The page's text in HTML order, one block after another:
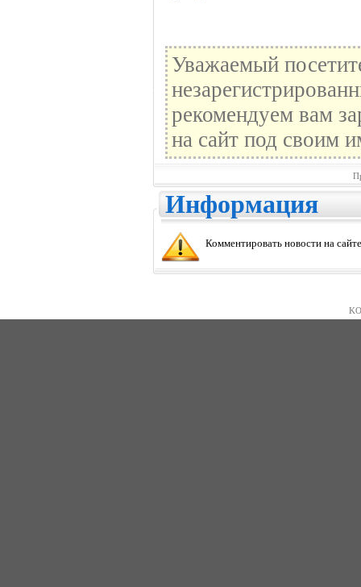
Уважаемый
рекомендуем вам
на сайт под своим
Информация
Комментировать новости на